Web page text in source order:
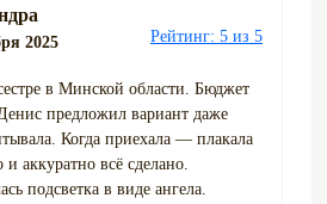
2025 Рейтинг: 5 из 5
в Минской области. Бюджет
предложил вариант даже
Когда приехала — плакала
и аккуратно всё сделано.
подсветка в виде ангела.